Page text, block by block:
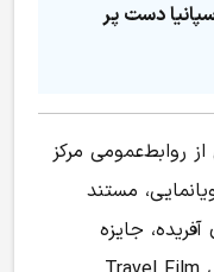
دست پر
روابط‌عمومی مرکز
مستند
جایزه